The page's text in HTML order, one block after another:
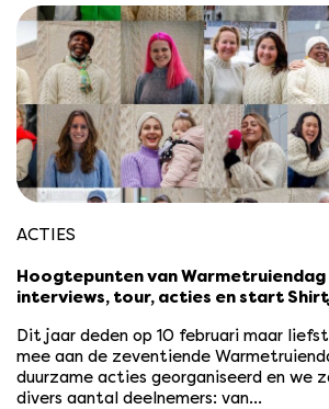
ACTIES
Hoogtepunten van Warmetruiendag
interviews, tour, acties en start
Dit jaar deden op 10 februari maar
mee aan de zeventiende
duurzame acties georganiseerd en we
divers aantal deelnemers: van…